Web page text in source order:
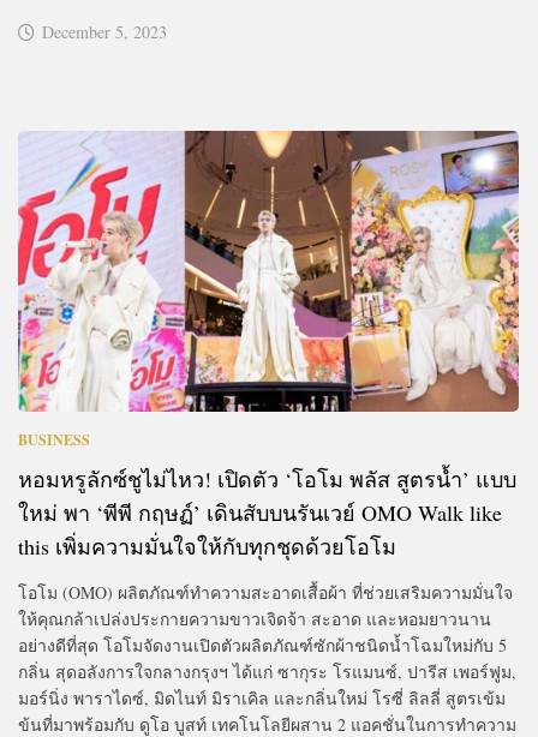
December 5, 2023
BUSINESS
หอมหรูลักซ์ชูไม่ไหว! เปิดตัว ‘โอโม พลัส สูตรน้ำ’ แบบ
ใหม่ พา ‘พีพี กฤษฏ์’ เดินสับบนรันเวย์ OMO Walk like
this เพิ่มความมั่นใจให้กับทุกชุดด้วยโอโม
โอโม (OMO) ผลิตภัณฑ์ทำความสะอาดเสื้อผ้า ที่ช่วยเสริมความมั่นใจ
ให้คุณกล้าเปล่งประกายความขาวเจิดจ้า สะอาด และหอมยาวนาน
อย่างดีที่สุด โอโมจัดงานเปิดตัวผลิตภัณฑ์ซักผ้าชนิดน้ำโฉมใหม่กับ 5
กลิ่น สุดอลังการใจกลางกรุงฯ ได้แก่ ซากุระ โรแมนซ์, ปารีส เพอร์ฟูม,
มอร์นิ่ง พาราไดซ์, มิดไนท์ มิราเคิล และกลิ่นใหม่ โรซี่ ลิลลี่ สูตรเข้ม
ข้นที่มาพร้อมกับ ดูโอ บูสท์ เทคโนโลยีผสาน 2 แอคชั่นในการทำความ